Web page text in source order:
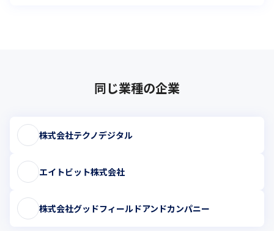
同じ業種の企業
株式会社テクノデジタル
エイトビット株式会社
株式会社グッドフィールドアンドカンパニー